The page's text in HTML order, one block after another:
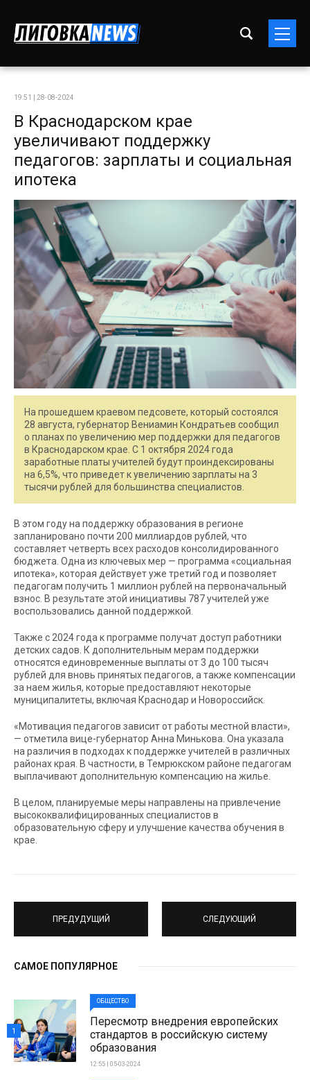
19:51 | 28-08-2024
В Краснодарском крае
увеличивают поддержку
педагогов: зарплаты и социальная
ипотека
На прошедшем краевом педсовете, который состоялся
28 августа, губернатор Вениамин Кондратьев сообщил
о планах по увеличению мер поддержки для педагогов
в Краснодарском крае. С 1 октября 2024 года
заработные платы учителей будут проиндексированы
на 6,5%, что приведет к увеличению зарплаты на 3
тысячи рублей для большинства специалистов.
В этом году на поддержку образования в регионе
запланировано почти 200 миллиардов рублей, что
составляет четверть всех расходов консолидированного
бюджета. Одна из ключевых мер — программа «социальная
ипотека», которая действует уже третий год и позволяет
педагогам получить 1 миллион рублей на первоначальный
взнос. В результате этой инициативы 787 учителей уже
воспользовались данной поддержкой.
Также с 2024 года к программе получат доступ работники
детских садов. К дополнительным мерам поддержки
относятся единовременные выплаты от 3 до 100 тысяч
рублей для вновь принятых педагогов, а также компенсации
за наем жилья, которые предоставляют некоторые
муниципалитеты, включая Краснодар и Новороссийск.
«Мотивация педагогов зависит от работы местной власти»,
— отметила вице-губернатор Анна Минькова. Она указала
на различия в подходах к поддержке учителей в различных
районах края. В частности, в Темрюкском районе педагогам
выплачивают дополнительную компенсацию на жилье.
В целом, планируемые меры направлены на привлечение
высококвалифицированных специалистов в
образовательную сферу и улучшение качества обучения в
крае.
ПРЕДУДУЩИЙ СЛЕДУЮЩИЙ
САМОЕ ПОПУЛЯРНОЕ
ОБЩЕСТВО
Пересмотр внедрения европейских
стандартов в российскую систему
образования
12:55 | 05-03-2024
1